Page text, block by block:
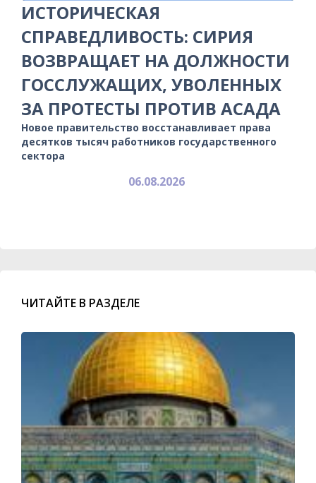
ИСТОРИЧЕСКАЯ
СПРАВЕДЛИВОСТЬ: СИРИЯ
ВОЗВРАЩАЕТ НА ДОЛЖНОСТИ
ГОССЛУЖАЩИХ, УВОЛЕННЫХ
ЗА ПРОТЕСТЫ ПРОТИВ АСАДА
Новое правительство восстанавливает права
десятков тысяч работников государственного
сектора
06.08.2026
ЧИТАЙТЕ В РАЗДЕЛЕ